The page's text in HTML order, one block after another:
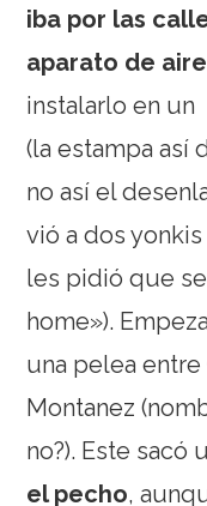
iba por las
aparato de
instalarlo en
(la estampa así
no así el
vió a dos
les pidió que
home»).
una pelea
Montanez
no?). Este sacó
el pecho,